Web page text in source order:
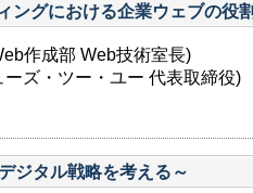
ングにおける企業ウェブの役
作成部 Web技術室長)
ーズ・ツー・ユー 代表取締役)
ジタル戦略を考える～